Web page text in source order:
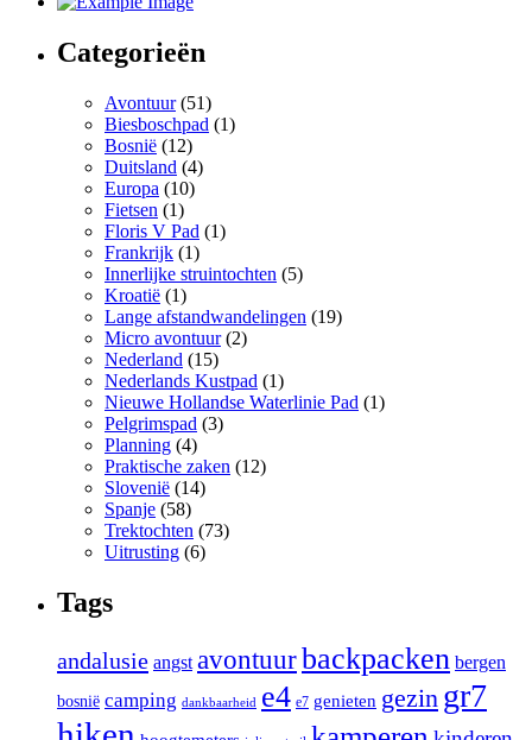
Categorieën
Avontuur(51)
Biesboschpad (1)
Bosnië (12)
Duitsland (4)
Europa (10)
Fietsen (1)
Floris V Pad (1)
Frankrijk (1)
Innerlijke struintochten (5)
Kroatië (1)
Lange afstandwandelingen (19)
Micro avontuur(2)
Nederland (15)
Nederlands Kustpad (1)
Nieuwe Hollandse Waterlinie Pad (1)
Pelgrimspad (3)
Planning (4)
Praktische zaken (12)
Slovenië (14)
Spanje (58)
Trektochten (73)
Uitrusting (6)
Tags
andalusie angst avontuurbackpacken bergen
bosnië camping dankbaarheid e4 e7 genieten gezin gr7